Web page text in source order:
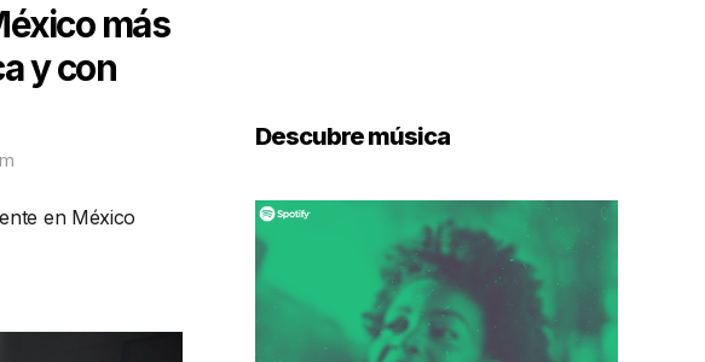
más
y con
en México
Descubre música